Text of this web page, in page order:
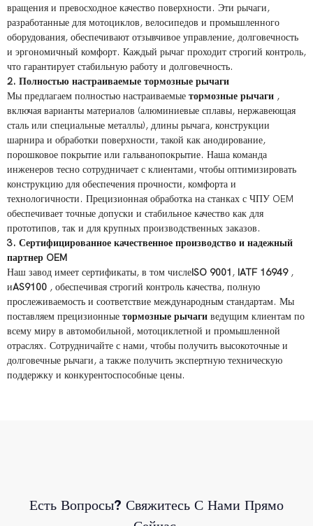
вращения и превосходное качество поверхности. Эти рычаги,
разработанные для мотоциклов, велосипедов и промышленного
оборудования, обеспечивают отзывчивое управление, долговечность
и эргономичный комфорт. Каждый рычаг проходит строгий контроль,
что гарантирует стабильную работу и долговечность.
2. Полностью настраиваемые тормозные рычаги
Мы предлагаем полностью настраиваемые тормозные рычаги ,
включая варианты материалов (алюминиевые сплавы, нержавеющая
сталь или специальные металлы), длины рычага, конструкции
шарнира и обработки поверхности, такой как анодирование,
порошковое покрытие или гальванопокрытие. Наша команда
инженеров тесно сотрудничает с клиентами, чтобы оптимизировать
конструкцию для обеспечения прочности, комфорта и
технологичности. Прецизионная обработка на станках с ЧПУ OEM
обеспечивает точные допуски и стабильное качество как для
прототипов, так и для крупных производственных заказов.
3. Сертифицированное качественное производство и надежный
партнер OEM
Наш завод имеет сертификаты, в том числеISO 9001 , IATF 16949,
иAS9100 , обеспечивая строгий контроль качества, полную
прослеживаемость и соответствие международным стандартам. Мы
поставляем прецизионные тормозные рычаги ведущим клиентам по
всему миру в автомобильной, мотоциклетной и промышленной
отраслях. Сотрудничайте с нами, чтобы получить высокоточные и
долговечные рычаги, а также получить экспертную техническую
поддержку и конкурентоспособные цены.
Есть Вопросы? Свяжитесь С Нами Прямо